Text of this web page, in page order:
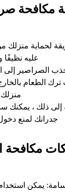
مكافحة
لحماية منزلك
عليه نظيفًا
الصراصير إلى
ترك الطعام
إلى ذلك ، يمكنك
جدرانك لمنع
مكافحة
يمكن